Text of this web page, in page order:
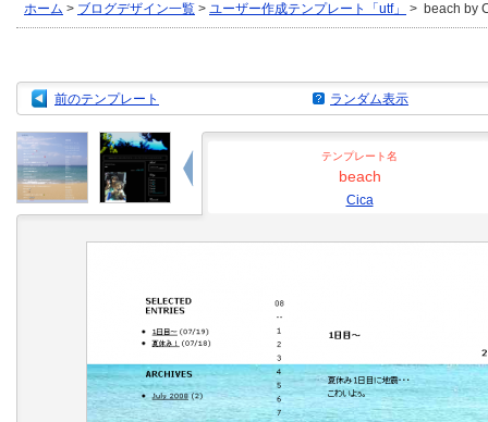
ホーム > ブログデザイン一覧 > ユーザー作成テンプレート「utf」 > beach by
前のテンプレート ランダム表示
テンプレート名
beach
Cica